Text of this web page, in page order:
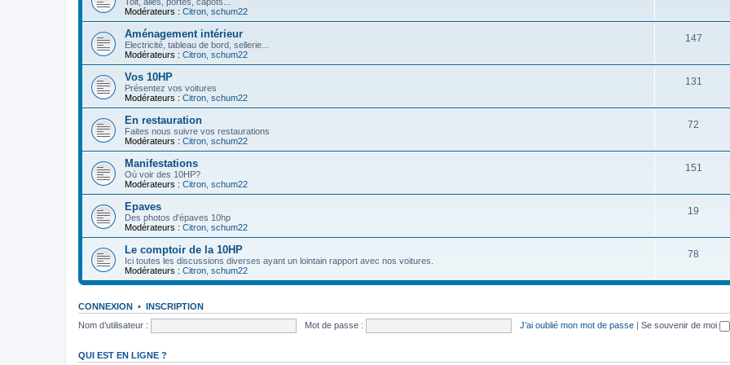
Modérateurs : Citron schum22
Aménagement intérieur
Electricité, tableau de bord, sellerie...
Modérateurs : Citron schum22
147
Vos 10HP
Présentez vos voitures
Modérateurs : Citron schum22
131
En restauration
Faites nous suivre vos restaurations
Modérateurs : Citron schum22
72
Manifestations
Où voir des 10HP?
Modérateurs : Citron schum22
151
Epaves
Des photos d'épaves 10hp
Modérateurs : Citron schum22
19
Le comptoir de la 10HP
Ici toutes les discussions diverses ayant un lointain rapport avec nos voitures.
Modérateurs : Citron schum22
78
CONNEXION • INSCRIPTION
Nom d’utilisateur :
Mot de passe : J’ai oublié mon mot de passe | Se souvenir de moi
QUI EST EN LIGNE ?